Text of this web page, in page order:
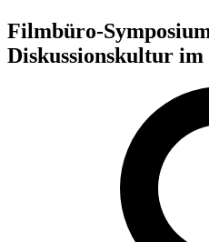
Filmbüro-
Diskussionskultur im